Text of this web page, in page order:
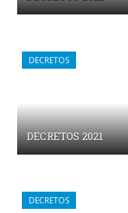
DECRETOS
DECRETOS 2021
DECRETOS